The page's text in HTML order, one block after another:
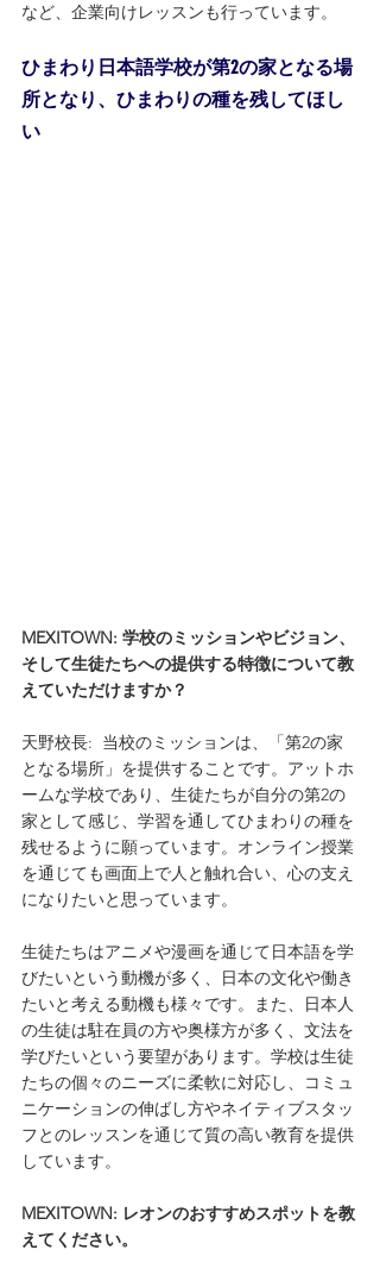
など、企業向けレッスンも行っています。
ひまわり日本語学校が第2の家となる場
所となり、ひまわりの種を残してほし
い
MEXITOWN: 学校のミッションやビジョン、
そして生徒たちへの提供する特徴について教
えていただけますか？
天野校長:  当校のミッションは、「第2の家
となる場所」を提供することです。アットホ
ームな学校であり、生徒たちが自分の第2の
家として感じ、学習を通してひまわりの種を
残せるように願っています。オンライン授業
を通じても画面上で人と触れ合い、心の支え
になりたいと思っています。
生徒たちはアニメや漫画を通じて日本語を学
びたいという動機が多く、日本の文化や働き
たいと考える動機も様々です。また、日本人
の生徒は駐在員の方や奥様方が多く、文法を
学びたいという要望があります。学校は生徒
たちの個々のニーズに柔軟に対応し、コミュ
ニケーションの伸ばし方やネイティブスタッ
フとのレッスンを通じて質の高い教育を提供
しています。
MEXITOWN: レオンのおすすめスポットを教
えてください。